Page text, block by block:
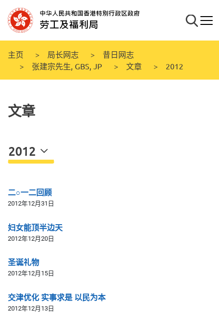
至
主
内
容
搜寻流动
主页 局长网志
昔日网志
张建宗先生, GBS, JP
文章 2012
文章
2012
二○一二回顾
2012年12月31日
妇女能顶半边天
2012年12月20日
圣诞礼物
2012年12月15日
交津优化 实事求是 以民为本
2012年12月13日